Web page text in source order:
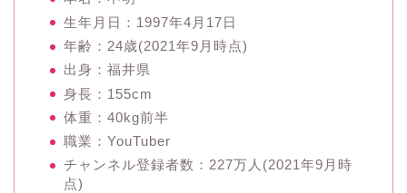
生年月日：1997年4月17日
年齢：24歳(2021年9月時点)
出身：福井県
身長：155cm
体重：40kg前半
職業：YouTuber
チャンネル登録者数：227万人(2021年9月時
点)